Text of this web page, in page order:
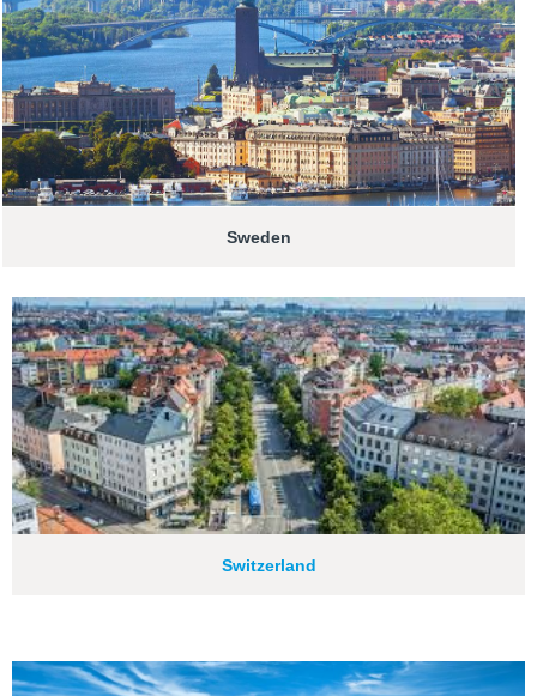
Sweden
Switzerland